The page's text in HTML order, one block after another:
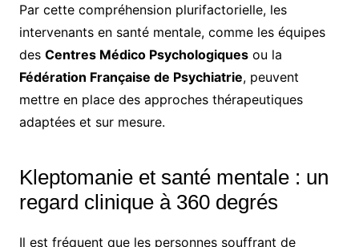
Par cette compréhension plurifactorielle, les
intervenants en santé mentale, comme les équipes
des Centres Médico Psychologiquesou la
Fédération Française de Psychiatrie, peuvent
mettre en place des approches thérapeutiques
adaptées et sur mesure.
Kleptomanie et santé mentale : un
regard clinique à 360 degrés
Il est fréquent que les personnes souffrant de